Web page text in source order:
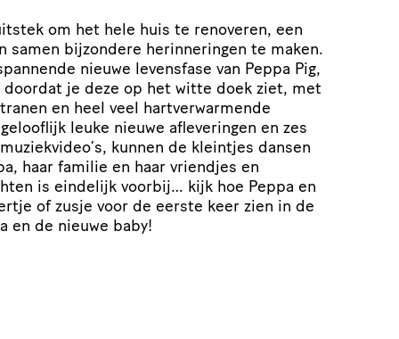
om het hele huis te renoveren, een
samen bijzondere herinneringen te maken.
nieuwe levensfase van Peppa Pig,
je deze op het witte doek ziet, met
en heel veel hartverwarmende
leuke nieuwe afleveringen en zes
kunnen de kleintjes dansen
haar familie en haar vriendjes en
is eindelijk voorbij… kijk hoe Peppa en
of zusje voor de eerste keer zien in de
en de nieuwe baby!